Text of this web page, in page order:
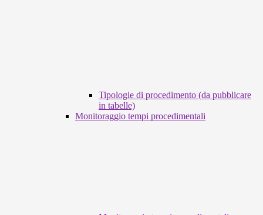
Tipologie di procedimento (da pubblicare
in tabelle)
Monitoraggio tempi procedimentali